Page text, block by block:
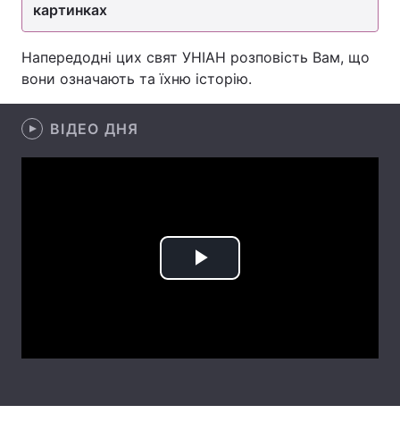
Здоров'я
Погода
Екологія Регіони
Лонгріди
картинках
Напередодні цих свят УНІАН розповість Вам, що
вони означають та їхню історію.
ВІДЕО ДНЯ
Play